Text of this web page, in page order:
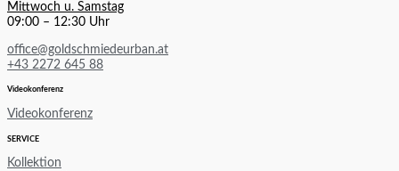
Mittwoch u. Samstag
09:00 – 12:30 Uhr
office@goldschmiedeurban.at
+43 2272 645 88
Videokonferenz
Videokonferenz
SERVICE
Kollektion